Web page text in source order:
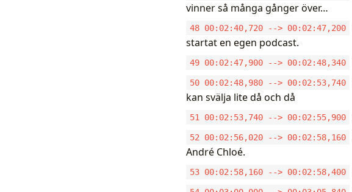
vinner så många gånger över…
48 00:02:40,720 --> 00:02:47,200
startat en egen podcast.
49 00:02:47,900 --> 00:02:48,340
50 00:02:48,980 --> 00:02:53,740
kan svälja lite då och då
51 00:02:53,740 --> 00:02:55,900
52 00:02:56,020 --> 00:02:58,160
André Chloé.
53 00:02:58,160 --> 00:02:58,400